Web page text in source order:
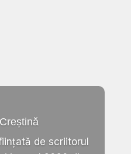
de scriitorul